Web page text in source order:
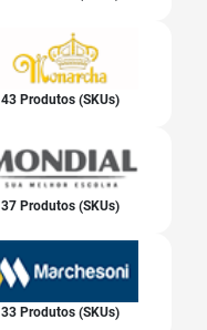
43 Produtos (SKUs)
37 Produtos (SKUs)
33 Produtos (SKUs)